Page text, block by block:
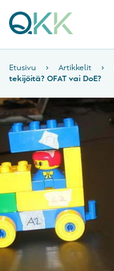
Etusivu › Artikkelit ›
tekijöitä? OFAT vai DoE?